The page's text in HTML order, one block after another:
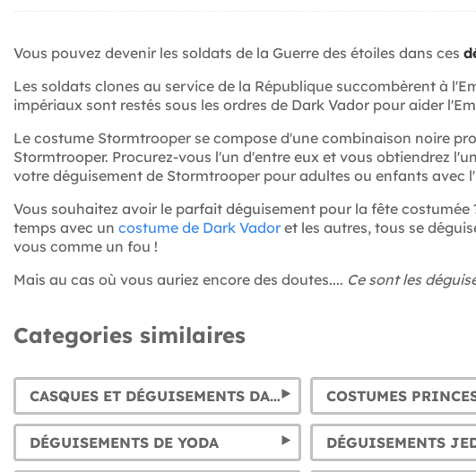
Vous pouvez devenir les soldats de la Guerre des étoiles dans ces
Les soldats clones au service de la République succombèrent à
impériaux sont restés sous les ordres de Dark Vador pour aider
Le costume Stormtrooper se compose d'une combinaison noire
Stormtrooper. Procurez-vous l'un d'entre eux et vous obtiendrez
votre déguisement de Stormtrooper pour adultes ou enfants avec
Vous souhaitez avoir le parfait déguisement pour la fête
temps avec un costume de Dark Vador et les autres, tous se
vous comme un fou !
Mais au cas où vous auriez encore des doutes.... Ce sont les
Categories similaires
CASQUES ET DÉGUISEMENTS DARK VADOR POUR ADULTE ET ENFANT
DÉGUISEMENTS DE YODA DÉGUISEMENTS